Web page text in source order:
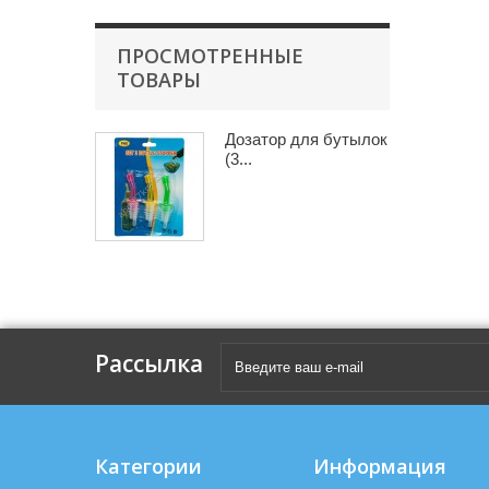
ПРОСМОТРЕННЫЕ
ТОВАРЫ
Дозатор для бутылок
(3...
Рассылка
Категории Информация